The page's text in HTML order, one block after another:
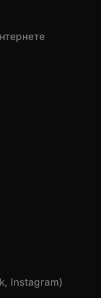
Instagram)